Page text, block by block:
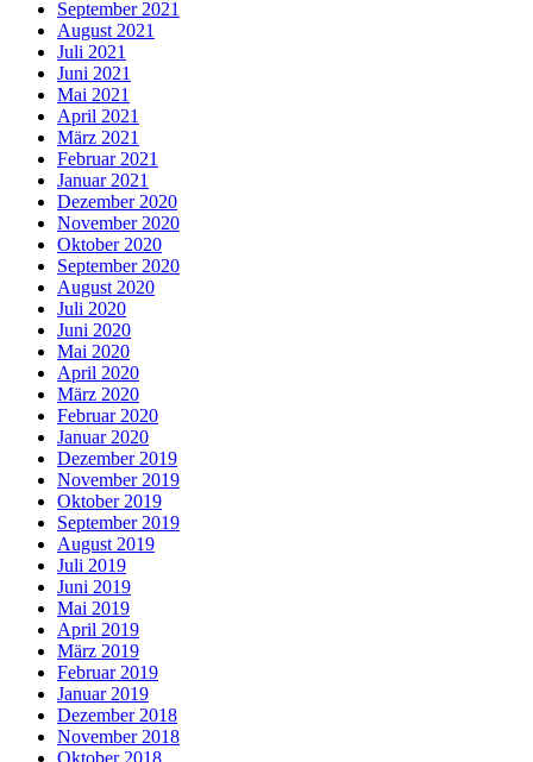
September 2021
August 2021
Juli 2021
Juni 2021
Mai 2021
April 2021
März 2021
Februar 2021
Januar 2021
Dezember 2020
November 2020
Oktober 2020
September 2020
August 2020
Juli 2020
Juni 2020
Mai 2020
April 2020
März 2020
Februar 2020
Januar 2020
Dezember 2019
November 2019
Oktober 2019
September 2019
August 2019
Juli 2019
Juni 2019
Mai 2019
April 2019
März 2019
Februar 2019
Januar 2019
Dezember 2018
November 2018
Oktober 2018